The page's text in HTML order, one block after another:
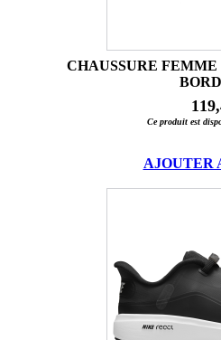
CHAUSSURE
Ce produit est
AJOUTER